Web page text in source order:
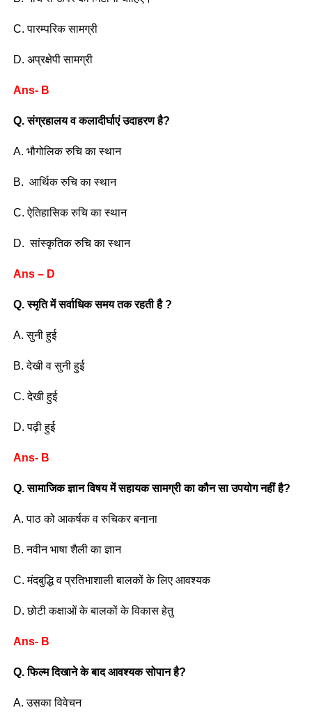
C. पारम्परिक सामग्री
D. अप्रक्षेपी सामग्री
Ans- B
Q. संग्रहालय व कलादीर्घाएं उदाहरण है?
A. भौगोलिक रुचि का स्थान
B. आर्थिक रुचि का स्थान
C. ऐतिहासिक रुचि का स्थान
D. सांस्कृतिक रुचि का स्थान
Ans – D
Q. स्मृति में सर्वाधिक समय तक रहती है ?
A. सुनी हुई
B. देखी व सुनी हुई
C. देखी हुई
D. पढ़ी हुई
Ans- B
Q. सामाजिक ज्ञान विषय में सहायक सामग्री का कौन सा उपयोग नहीं है?
A. पाठ को आकर्षक व रुचिकर बनाना
B. नवीन भाषा शैली का ज्ञान
C. मंदबुद्धि व प्रतिभाशाली बालकों के लिए आवश्यक
D. छोटी कक्षाओं के बालकों के विकास हेतु
Ans- B
Q. फिल्म दिखाने के बाद आवश्यक सोपान है?
A. उसका विवेचन